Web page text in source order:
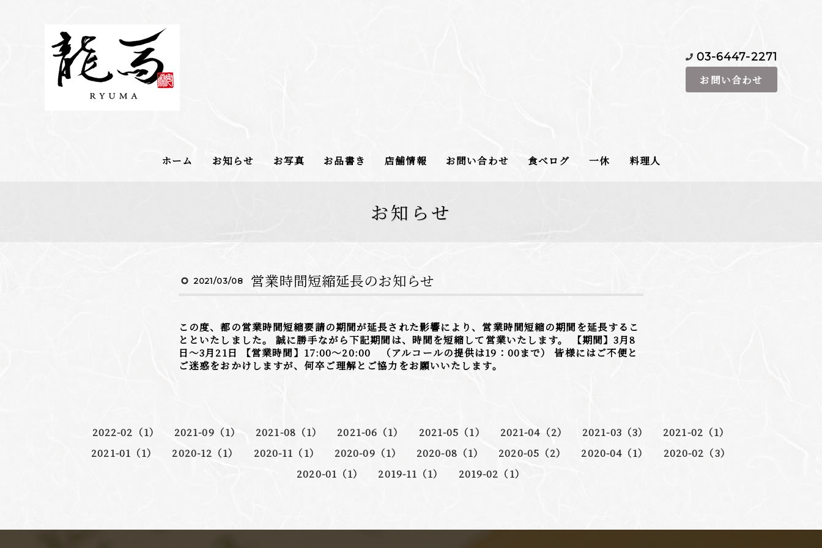
03-6447-2271
お問い合わせ
ホーム お知らせ お写真 お品書き 店舗情報 お問い合わせ 食べログ 一休 料理人
お知らせ
2021/03/08 営業時間短縮延長のお知らせ
この度、都の営業時間短縮要請の期間が延長された影響により、営業時間短縮の期間を延長するこ
とといたしました。 誠に勝手ながら下記期間は、時間を短縮して営業いたします。 【期間】3月8
日〜3月21日 【営業時間】17:00〜20:00 （アルコールの提供は19：00まで） 皆様にはご不便と
ご迷惑をおかけしますが、何卒ご理解とご協力をお願いいたします。
2022-02（1） 2021-09（1） 2021-08（1） 2021-06（1） 2021-05（1） 2021-04（2） 2021-03（3）
2021-02（1）
2021-01（1）
2020-12（1） 2020-11（1） 2020-09（1） 2020-08（1） 2020-05（2） 2020-04（1）
2020-02（3）
2020-01（1）
2019-11（1） 2019-02（1）